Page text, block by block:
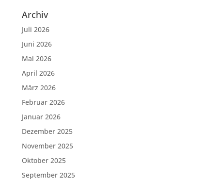
Archiv
Juli 2026
Juni 2026
Mai 2026
April 2026
März 2026
Februar 2026
Januar 2026
Dezember 2025
November 2025
Oktober 2025
September 2025